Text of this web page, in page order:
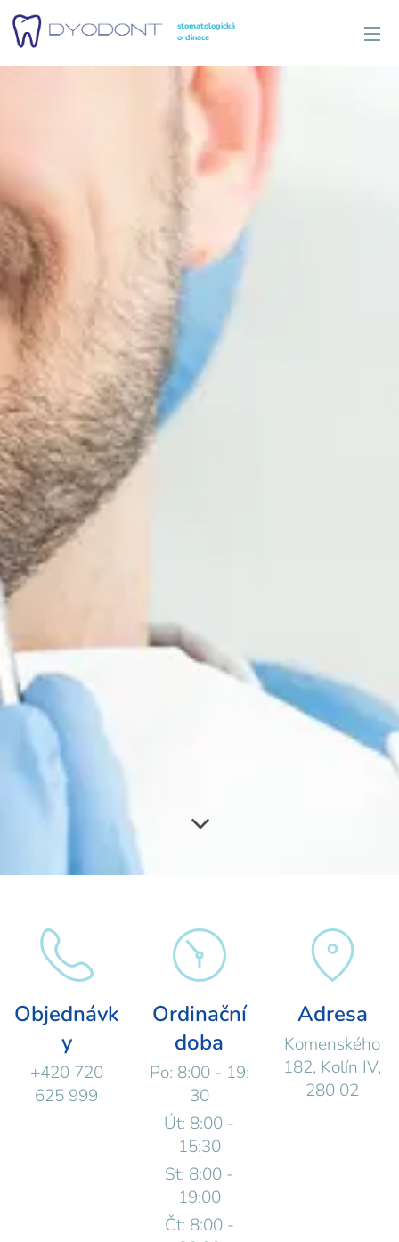
stomatologická
ordinace
Objednávk
y
+420 720
625 999
Ordinační
doba
Po: 8:00 - 19:
30
Út: 8:00 -
15:30
St: 8:00 -
19:00
Čt: 8:00 -
Adresa
Komenského
182, Kolín IV,
280 02